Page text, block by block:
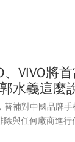
、VIVO將
水義這麼
補對中國品牌
與任何廠商進
間點？郭水義說